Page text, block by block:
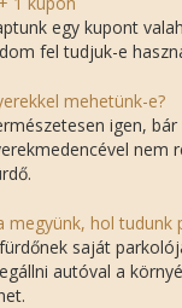
egy kupont
fel tudjuk-e
mehetünk-e?
igen,
nem
megyünk, hol tudunk
saját
autóval a